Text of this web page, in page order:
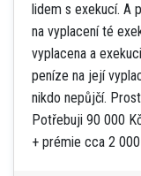
lidem s exekucí. A
na vyplacení té
vyplacena a
peníze na její
nikdo nepůjčí.
Potřebuji 90 000
+ prémie cca 2